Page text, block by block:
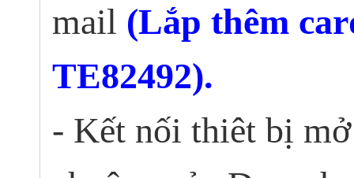
mail (Lắp thêm
TE82492).
- Kết nối thiêt bị